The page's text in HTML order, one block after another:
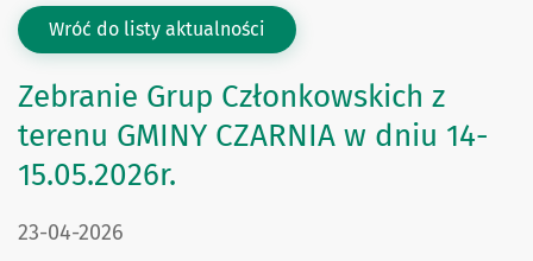
Wróć do listy aktualności
Zebranie Grup Członkowskich z
terenu GMINY CZARNIA w dniu 14-
15.05.2026r.
DATA PUBLIKACJI:
23-04-2026